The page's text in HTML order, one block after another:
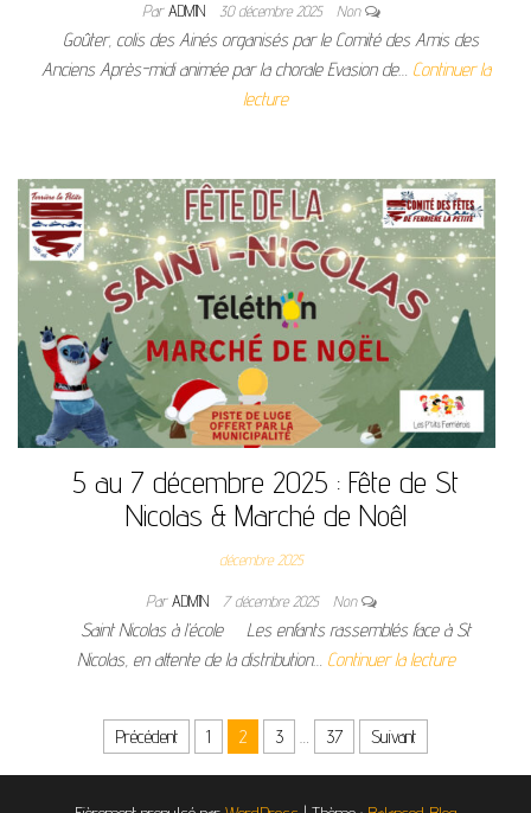
ParADMIN 30 décembre 2025 Non
Goûter, colis des Ainés organisés par le Comité des Amis des
Anciens Après-midi animée par la chorale Evasion de… Continuer la
lecture
5 au 7 décembre 2025 : Fête de St
Nicolas & Marché de Noêl
décembre 2025
ParADMIN 7 décembre 2025 Non
Saint Nicolas à l’école Les enfants rassemblés face à St
Nicolas, en attente de la distribution… Continuer la lecture
Pagination des publications
Précédent 1 2 3 … 37 Suivant